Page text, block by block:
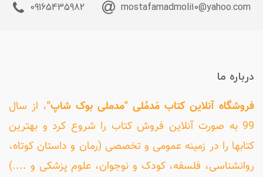
mostafamadmoli10@yahoo.com
09165435982
درباره ما
فروشگاه آنلاین کتاب مَدمُلی "مدملی بوک شاپ"، از سال
99 به صورت آنلاین فروش کتاب را شروع کرد و بهترین
کتابها را در زمینه عمومی و تخصصی (رمان و داستان کوتاه،
روانشناسی، فلسفه، کودک و نوجوان، علوم پزشکی و ....)